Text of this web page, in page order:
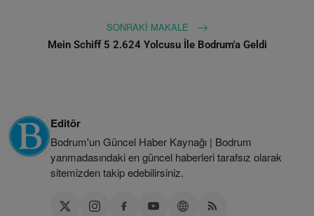
SONRAKI MAKALE
Mein Schiff 5 2.624 Yolcusu İle Bodrum'a Geldi
Editör
Bodrum'un Güncel Haber Kaynağı | Bodrum
yarımadasındaki en güncel haberleri tarafsız olarak
sitemizden takip edebilirsiniz.